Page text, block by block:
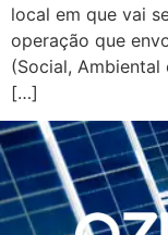
local em que vai
operação que
(Social, Ambiental
[…]